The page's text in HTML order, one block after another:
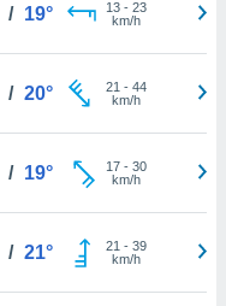
/ 19° 13- 23
km/h
/ 20° 21 - 44
km/h
/ 19° 17- 30
km/h
/ 21° 21 - 39
km/h